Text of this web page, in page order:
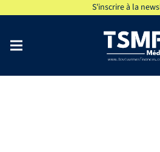
S'inscrire à la